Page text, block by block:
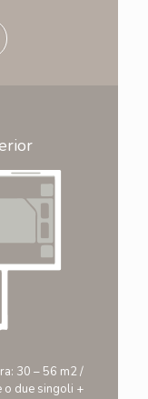
30 – 56 m2 /
o due singoli +